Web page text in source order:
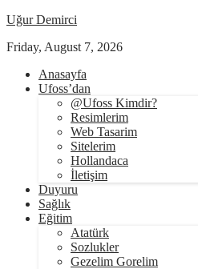
Uğur Demirci
Friday, August 7, 2026
Anasayfa
Ufoss’dan
@Ufoss Kimdir?
Resimlerim
Web Tasarim
Sitelerim
Hollandaca
İletişim
Duyuru
Sağlık
Eğitim
Atatürk
Sozlukler
Gezelim Gorelim